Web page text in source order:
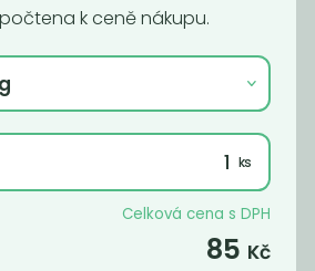
neloupaný
219Kč/ Kg
k ceně nákupu.
Celková cena s DPH
85 Kč